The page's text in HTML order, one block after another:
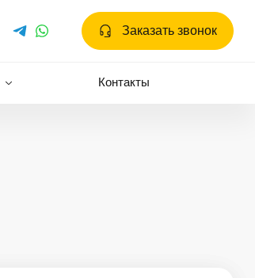
Заказать звонок
Контакты